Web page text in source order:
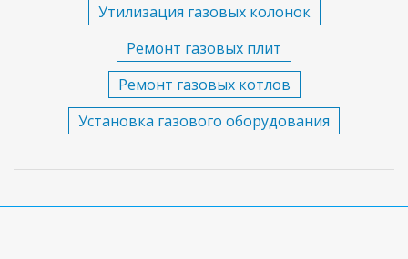
Утилизация газовых колонок
Ремонт газовых плит
Ремонт газовых котлов
Установка газового оборудования